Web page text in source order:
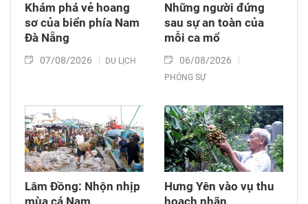
Khám phá vẻ hoang
sơ của biển phía Nam
Đà Nẵng
07/08/2026 DU LỊCH
Những người đứng
sau sự an toàn của
mỗi ca mổ
06/08/2026
PHÓNG SỰ
Lâm Đồng: Nhộn nhịp
Hưng Yên vào vụ thu